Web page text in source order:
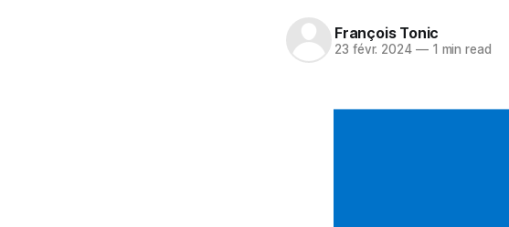
François Tonic
23 févr. 2024 —1 min read